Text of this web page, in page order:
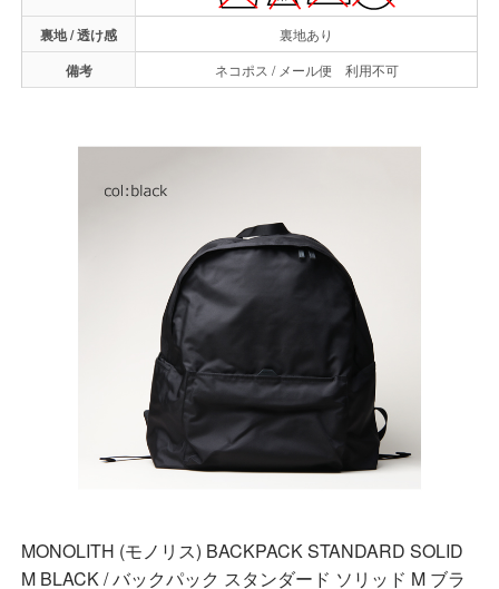
裏地 / 透け感 裏地あり
備考 ネコポス / メール便 利用不可
MONOLITH (モノリス) BACKPACK STANDARD SOLID
M BLACK / バックパック スタンダード ソリッド M ブラ